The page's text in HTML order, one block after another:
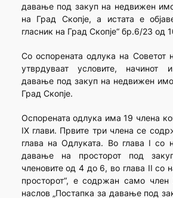
давање под закуп на недвижен
на Град Скопје, а истата е
гласник на Град Скопје“ бр.6/23 од
Со оспорената одлука на Советот
утврдуваат условите, начинот
давање под закуп на недвижен
Град Скопје.
Оспорената одлука има 19 члена
IX глави. Првите три члена се
глава на Одлуката. Во глава I со
давање на просторот под
членовите од 4 до 6, во глава II со
просторот“, е содржан само
наслов „Постапка за давање под